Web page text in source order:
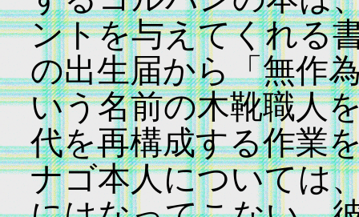
ントを与えてくれる
の出生届から「無作
いう名前の木靴職人
代を再構成する作業
ナゴ本人については